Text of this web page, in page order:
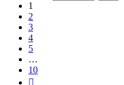
1
2
3
4
5
…
10